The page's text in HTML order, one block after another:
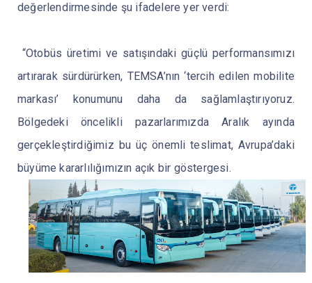
değerlendirmesinde şu ifadelere yer verdi:
“Otobüs üretimi ve satışındaki güçlü performansımızı
artırarak sürdürürken, TEMSA’nın ‘tercih edilen mobilite
markası’ konumunu daha da sağlamlaştırıyoruz.
Bölgedeki öncelikli pazarlarımızda Aralık ayında
gerçekleştirdiğimiz bu üç önemli teslimat, Avrupa’daki
büyüme kararlılığımızın açık bir göstergesi.